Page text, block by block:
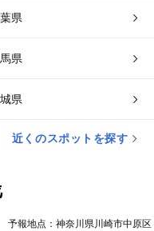
県
県
県
近くのスポットを探す
予報地点：神奈川県川崎市中原区